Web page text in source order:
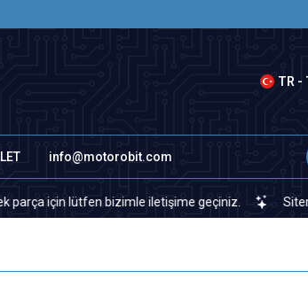
TR -
info@motorobit.com
için lütfen bizimle iletişime geçiniz. Sitemizde